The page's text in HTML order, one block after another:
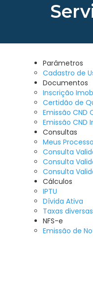
Parâmetros
Cadastro de
Documentos
Inscrição
Certidão de
Emissão CND
Emissão CND
Consultas
Meus
Consulta
Consulta
Consulta
Cálculos
IPTU
Dívida Ativa
Taxas diversas
NFS-e
Emissão de